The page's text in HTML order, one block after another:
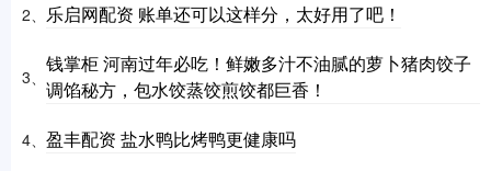
2、 乐启网配资 账单还可以这样分，太好用了吧！
3、
钱掌柜 河南过年必吃！鲜嫩多汁不油腻的萝卜猪肉饺子
调馅秘方，包水饺蒸饺煎饺都巨香！
4、 盈丰配资 盐水鸭比烤鸭更健康吗